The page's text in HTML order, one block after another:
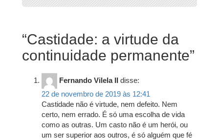
“Castidade: a virtude da
continuidade permanente”
Fernando Vilela II disse:
22 de novembro de 2019 às 12:41
Castidade não é virtude, nem defeito. Nem
certo, nem errado. É só uma escolha de vida
como as outras. Um casto não é um herói, ou
um ser superior aos outros, é só alguém que fé